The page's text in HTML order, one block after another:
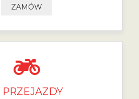
ZAMÓW
PRZEJAZDY